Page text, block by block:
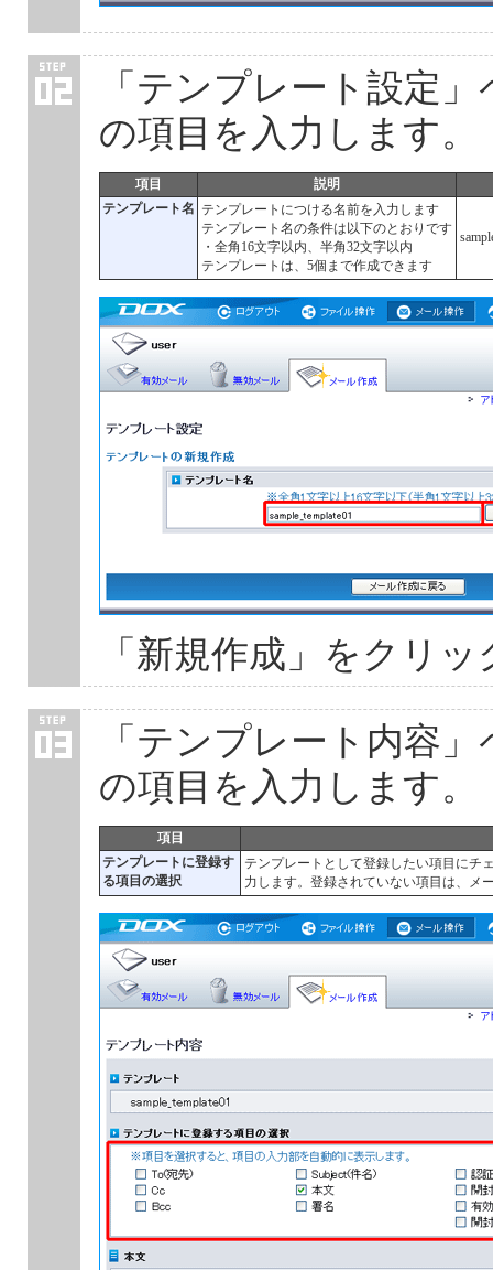
「テンプレート設定
の項目を入力します。
項目
説明
テンプレート名 テンプレートにつける名前を入力します
テンプレート名の条件は以下のとおりです
・全角16文字以内、半角32文字以内
テンプレートは、5個まで作成できます
「新規作成」をクリ
「テンプレート内容
の項目を入力します。
項目
テンプレートに登録す
る項目の選択
テンプレートとして登録したい項目にチ
力します。登録されていない項目は、メ